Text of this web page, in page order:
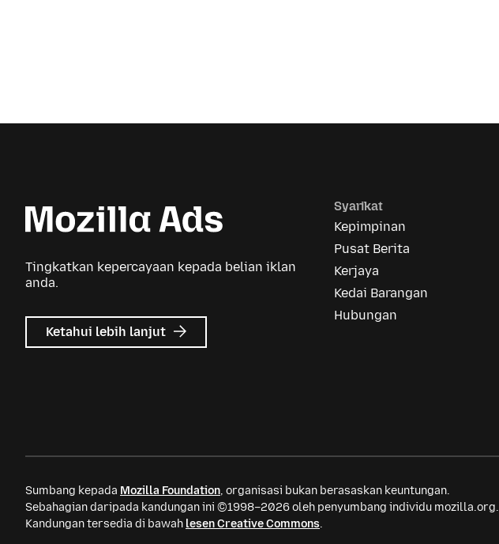
Tingkatkan kepercayaan kepada belian iklan
anda.
Ketahui lebih lanjut tentang
Iklan
Syarikat
Kepimpinan
Pusat Berita
Kerjaya
Kedai Barangan
Hubungan
Sumbang kepada Mozilla Foundation, organisasi bukan berasaskan keuntungan.
Sebahagian daripada kandungan ini ©1998–2026 oleh penyumbang individu mozilla.org.
Kandungan tersedia di bawah lesen Creative Commons.